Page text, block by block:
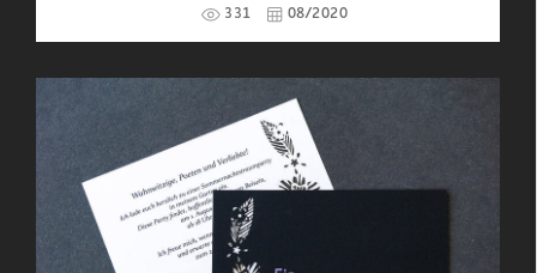
331 08/2020